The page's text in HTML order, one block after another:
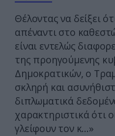
Θέλοντας να δείξει
απέναντι στο
είναι εντελώς
της προηγούμενης
Δημοκρατικών, ο
σκληρή και
διπλωματικά
χαρακτηριστικά ότι
γλείφουν τον κ…»